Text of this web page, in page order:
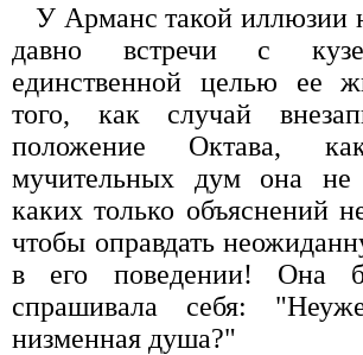
У Арманс такой иллюзии
давно встречи с
единственной целью ее
того, как случай
положение Октава,
мучительных дум она не
каких только объяснений
чтобы оправдать
в его поведении! Она
спрашивала себя:
низменная душа?"